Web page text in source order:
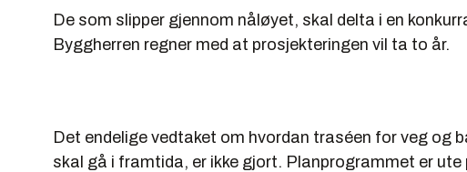
De som slipper gjennom nåløyet, skal delta i en
Byggherren regner med at prosjekteringen vil ta to år.
Det endelige vedtaket om hvordan traséen for veg og
skal gå i framtida, er ikke gjort. Planprogrammet er ute